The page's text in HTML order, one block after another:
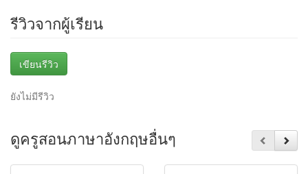
รีวิวจากผู้เรียน
เขียนรีวิว
ยังไม่มีรีวิว
ดูครูสอนภาษาอังกฤษอื่นๆ